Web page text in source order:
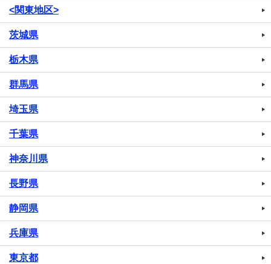
<関東地区>
茨城県
栃木県
群馬県
埼玉県
千葉県
神奈川県
長野県
静岡県
兵庫県
東京都